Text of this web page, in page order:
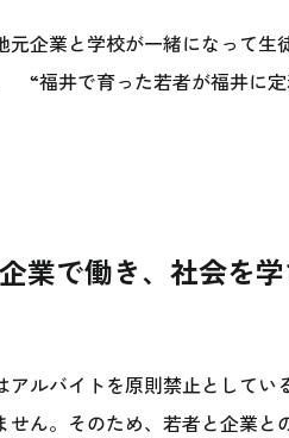
元企業と学校が一緒になって
“福井で育った若者が福井に
業で働き、社会を
アルバイトを原則禁止として
せん。そのため、若者と企業